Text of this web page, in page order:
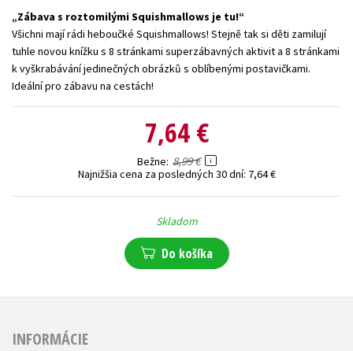
Výchova a pedagogika
Young adult
Young adult (SK)
Zdravie a životný štýl
Všetky tituly
Zábava s roztomilými Squishmallows je tu!
Všichni mají rádi heboučké Squishmallows! Stejně tak si děti zamilují
tuhle novou knížku s 8 stránkami superzábavných aktivit a 8 stránkami
k vyškrabávání jedinečných obrázků s oblíbenými postavičkami.
Ideální pro zábavu na cestách!
7,64 €
Bežne 8,99 €
Najnižšia cena za posledných 30 dní: 7,64 €
Skladom
Do košíka
INFORMÁCIE